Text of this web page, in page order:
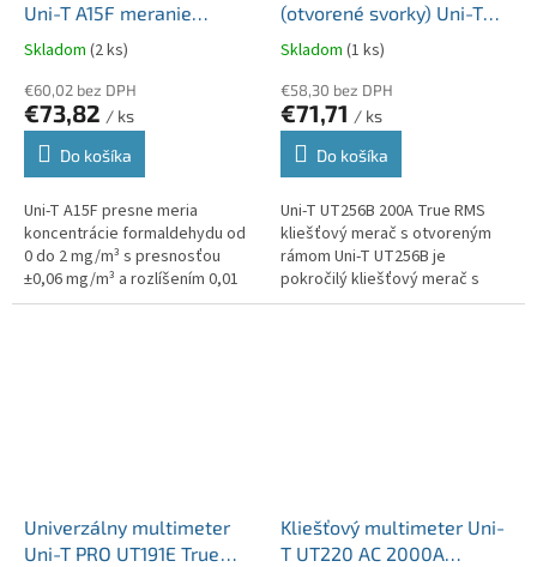
Uni-T A15F meranie
formaldehydu a
podmienok prostredia
MIE0364
Skladom (2 ks)
€60,02 bez DPH
€73,82 / ks
Do košíka
Uni-T A15F presne meria
koncentrácie formaldehydu od
0 do 2 mg/m³ s presnosťou
±0,06 mg/m³ a rozlíšením 0,01
mg/m³, čo umožňuje spoľahlivé
(otvorené svorky) Uni-T
UT256B 200A True RMS
MIE0190
Skladom (1 ks)
€58,30 bez DPH
€71,71 / ks
Do košíka
Uni-T UT256B 200A True RMS
kliešťový merač s otvoreným
rámom Uni-T UT256B je
pokročilý kliešťový merač s
otvoreným rámom určený na
Univerzálny multimeter
Uni-T PRO UT191E True
Kliešťový multimeter Uni-
T UT220 AC 2000A